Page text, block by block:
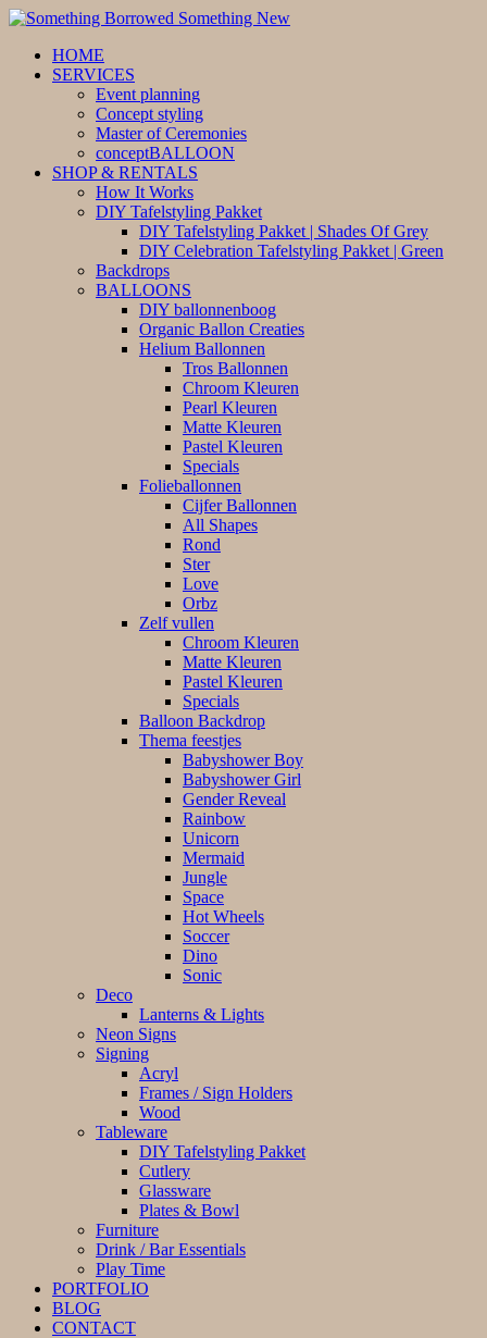
HOME
SERVICES
Event planning
Concept styling
Master of Ceremonies
conceptBALLOON
SHOP & RENTALS
How It Works
DIY Tafelstyling Pakket
DIY Tafelstyling Pakket | Shades Of Grey
DIY Celebration Tafelstyling Pakket | Green
Backdrops
BALLOONS
DIY ballonnenboog
Organic Ballon Creaties
Helium Ballonnen
Tros Ballonnen
Chroom Kleuren
Pearl Kleuren
Matte Kleuren
Pastel Kleuren
Specials
Folieballonnen
Cijfer Ballonnen
All Shapes
Rond
Ster
Love
Orbz
Zelf vullen
Chroom Kleuren
Matte Kleuren
Pastel Kleuren
Specials
Balloon Backdrop
Thema feestjes
Babyshower Boy
Babyshower Girl
Gender Reveal
Rainbow
Unicorn
Mermaid
Jungle
Space
Hot Wheels
Soccer
Dino
Sonic
Deco
Lanterns & Lights
Neon Signs
Signing
Acryl
Frames / Sign Holders
Wood
Tableware
DIY Tafelstyling Pakket
Cutlery
Glassware
Plates & Bowl
Furniture
Drink / Bar Essentials
Play Time
PORTFOLIO
BLOG
CONTACT